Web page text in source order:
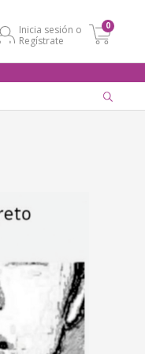
Inicia sesión o
Regístrate
0